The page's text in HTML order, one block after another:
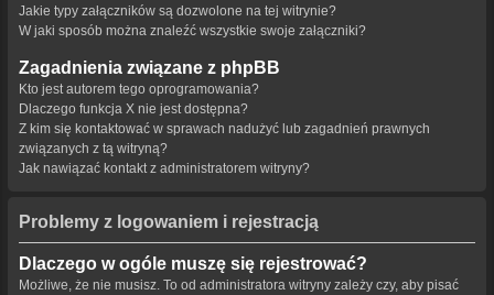
Jakie typy załączników są dozwolone na tej witrynie?
W jaki sposób można znaleźć wszystkie swoje załączniki?
Zagadnienia związane z phpBB
Kto jest autorem tego oprogramowania?
Dlaczego funkcja X nie jest dostępna?
Z kim się kontaktować w sprawach nadużyć lub zagadnień prawnych
związanych z tą witryną?
Jak nawiązać kontakt z administratorem witryny?
Problemy z logowaniem i rejestracją
Dlaczego w ogóle muszę się rejestrować?
Możliwe, że nie musisz. To od administratora witryny zależy czy, aby pisać